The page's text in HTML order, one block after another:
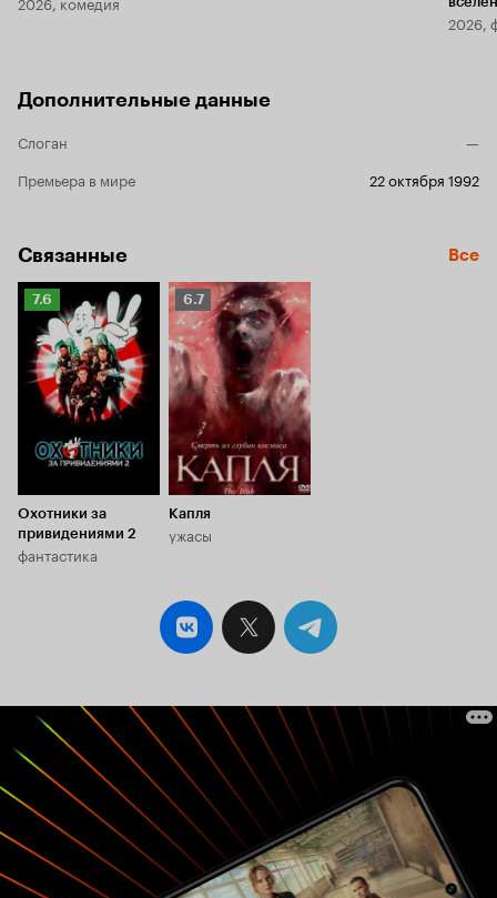
2026,
Дополнительные данные
Слоган
—
Премьера в мире
22 октября 1992
Связанные Все
Рейтинг
Кинопоиска
7.6
7.6
Охотники за
привидениями 2
фантастика
Рейтинг
Кинопоиска
6.7
6.7
Капля
ужасы